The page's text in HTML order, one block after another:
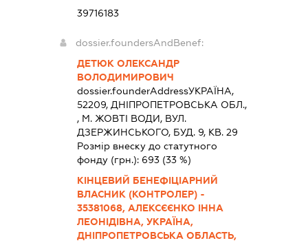
39716183
dossier.foundersAndBenef:
ДЕТЮК ОЛЕКСАНДР
ВОЛОДИМИРОВИЧ
dossier.founderAddressУКРАЇНА,
52209, ДНIПРОПЕТРОВСЬКА ОБЛ.,
, М. ЖОВТІ ВОДИ, ВУЛ.
ДЗЕРЖИНСЬКОГО, БУД. 9, КВ. 29
Розмір внеску до статутного
фонду (грн.): 693 (33 %)
КІНЦЕВИЙ БЕНЕФІЦІАРНИЙ
ВЛАСНИК (КОНТРОЛЕР) -
35381068, АЛЕКСЄЄНКО ІННА
ЛЕОНІДІВНА, УКРАЇНА,
ДНІПРОПЕТРОВСЬКА ОБЛАСТЬ,